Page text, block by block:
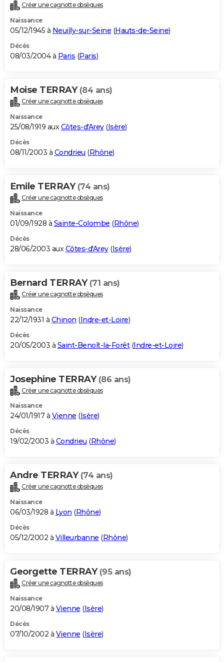
Créer une cagnotte obsèques
Naissance
05/12/1945 à Neuilly-sur-Seine (Hauts-de-Seine)
Décès
08/03/2004 à Paris (Paris)
Moise TERRAY (84 ans)
Créer une cagnotte obsèques
Naissance
25/08/1919 auxCôtes-d'Arey(Isère)
Décès
08/11/2003 à Condrieu (Rhône)
Emile TERRAY (74 ans)
Créer une cagnotte obsèques
Naissance
01/09/1928 à Sainte-Colombe (Rhône)
Décès
28/06/2003 auxCôtes-d'Arey(Isère)
Bernard TERRAY (71 ans)
Créer une cagnotte obsèques
Naissance
22/12/1931 à Chinon (Indre-et-Loire)
Décès
20/05/2003 à Saint-Benoît-la-Forêt(Indre-et-Loire)
Josephine TERRAY (86 ans)
Créer une cagnotte obsèques
Naissance
24/01/1917 à Vienne (Isère)
Décès
19/02/2003 à Condrieu (Rhône)
Andre TERRAY (74 ans)
Créer une cagnotte obsèques
Naissance
06/03/1928 à Lyon (Rhône)
Décès
05/12/2002 à Villeurbanne (Rhône)
Georgette TERRAY (95 ans)
Créer une cagnotte obsèques
Naissance
20/08/1907 à Vienne (Isère)
Décès
07/10/2002 à Vienne (Isère)